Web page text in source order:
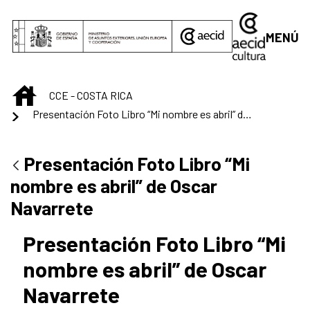
MENÚ
INICIO
CCE - COSTA RICA
Presentación Foto Libro “Mi
nombre es abril” de Oscar
Navarrete
Presentación Foto Libro “Mi
nombre es abril” de Oscar
Navarrete